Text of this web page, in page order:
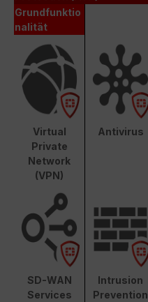
Grundfunktio
nalität
Virtual
Private
Network
(VPN)
Antivirus
SD-WAN
Services
Intrusion
Prevention